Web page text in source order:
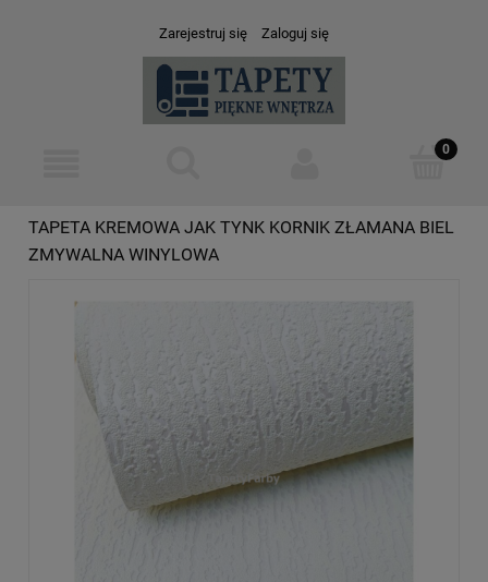
Zarejestruj się Zaloguj się
TAPETA KREMOWA JAK TYNK KORNIK ZŁAMANA BIEL
ZMYWALNA WINYLOWA